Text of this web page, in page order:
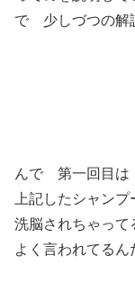
で 少しづつの解
んで 第一回目は
上記したシャン
洗脳されちゃって
よく言われてるん